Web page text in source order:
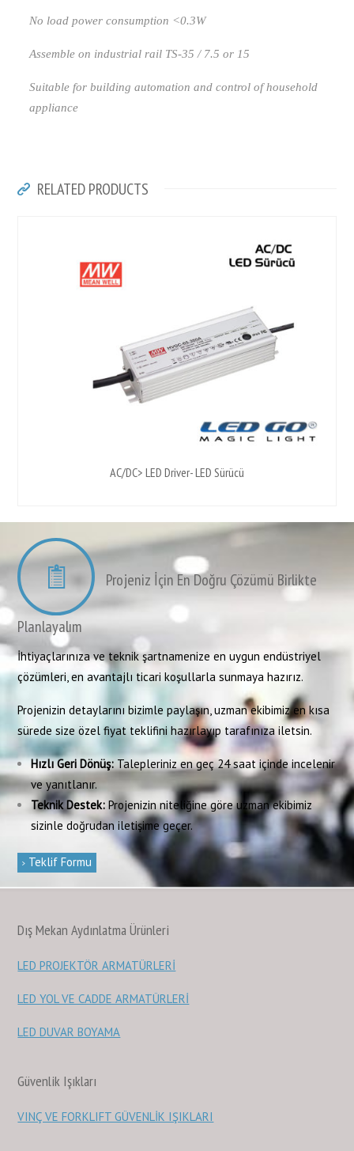
No load power consumption <0.3W
Assemble on industrial rail TS-35 / 7.5 or 15
Suitable for building automation and control of household
appliance
RELATED PRODUCTS
AC/DC> LED Driver- LED Sürücü
Projeniz İçin En Doğru Çözümü Birlikte
Planlayalım
İhtiyaçlarınıza ve teknik şartnamenize en uygun endüstriyel
çözümleri, en avantajlı ticari koşullarla sunmaya hazırız.
Projenizin detaylarını bizimle paylaşın, uzman ekibimiz en kısa
sürede size özel fiyat teklifini hazırlayıp tarafınıza iletsin.
Hızlı Geri Dönüş: Talepleriniz en geç 24 saat içinde incelenir
ve yanıtlanır.
Teknik Destek: Projenizin niteliğine göre uzman ekibimiz
sizinle doğrudan iletişime geçer.
Teklif Formu
Dış Mekan Aydınlatma Ürünleri
LED PROJEKTÖR ARMATÜRLERİ
LED YOL VE CADDE ARMATÜRLERİ
LED DUVAR BOYAMA
Güvenlik Işıkları
VINÇ VE FORKLIFT GÜVENLİK IŞIKLARI